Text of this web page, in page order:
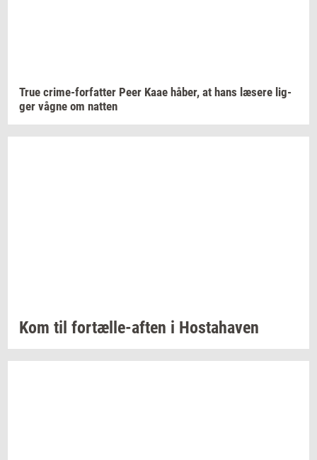
True crime-​forfatter Peer Kaae håber, at hans læ­se­re lig­
ger vågne om nat­ten
Kom til fortælle-​aften i Hosta­ha­ven